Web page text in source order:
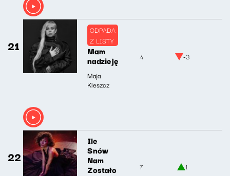
21
ODPADA
Z LISTY
Mam
nadzieję
Maja
Kleszcz
4 -3
22
Ile
Snów
Nam
Zostało 7 1